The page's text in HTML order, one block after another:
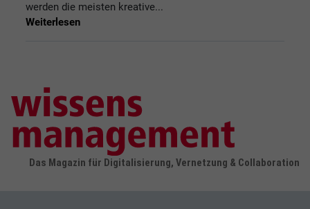
werden die meisten kreative...
Weiterlesen
Das Magazin für Digitalisierung, Vernetzung & Collaboration